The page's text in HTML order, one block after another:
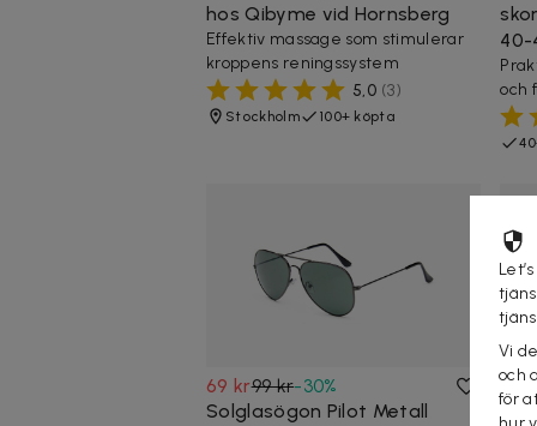
hos Qibyme vid Hornsberg
Effektiv massage som stimulerar
kroppens reningssystem
5,0 (3)
Stockholm 100+ köpta
40-
och
69 kr99 kr-30%
Solglasögon Pilot Metall
69
Vi
och
för